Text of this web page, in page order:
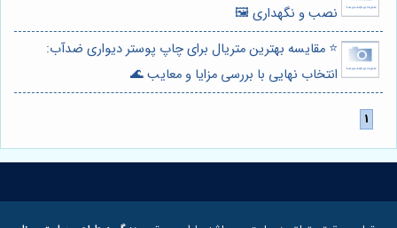
نصب و نگهداری 🖼️
⭐️ مقایسه بهترین متریال برای چاپ پوستر دیواری ضدآب:
انتخاب نهایی با بررسی مزایا و معایب 🌊